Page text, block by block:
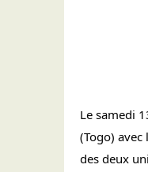
Le samedi
(Togo) avec
des deux